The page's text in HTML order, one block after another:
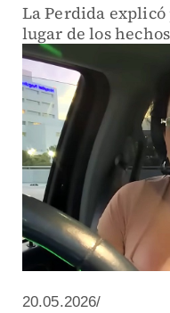
La Perdida
lugar de los
20.05.2026/